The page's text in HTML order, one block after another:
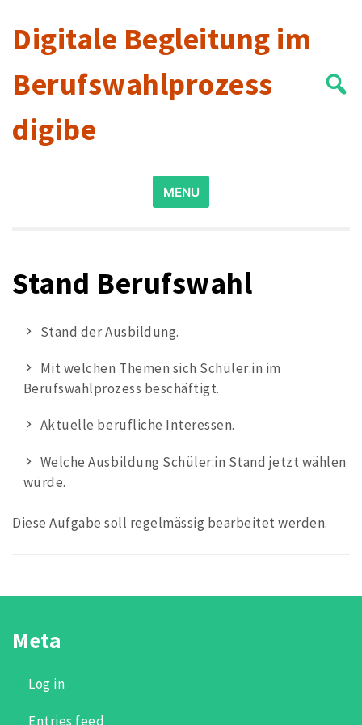
Digitale Begleitung im
Berufswahlprozess
digibe
Search
for:
MENU
Stand Berufswahl
Stand der Ausbildung.
Mit welchen Themen sich Schüler:in im
Berufswahlprozess beschäftigt.
Aktuelle berufliche Interessen.
Welche Ausbildung Schüler:in Stand jetzt wählen
würde.
Diese Aufgabe soll regelmässig bearbeitet werden.
Meta
Log in
Entries feed